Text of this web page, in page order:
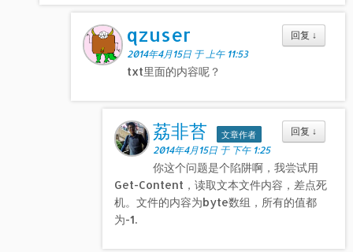
回复 ↓
qzuser
2014年4月15日 于 上午 11:53
txt里面的内容呢？
回复 ↓
荔非苔
文章作者
2014年4月15日 于 下午 1:25
你这个问题是个陷阱啊，我尝试用
Get-Content，读取文本文件内容，差点死
机。文件的内容为byte数组，所有的值都
为-1.